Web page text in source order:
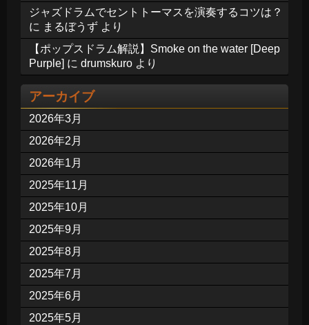
ジャズドラムでセントトーマスを演奏するコツは？
に まるぼうず より
【ポップスドラム解説】Smoke on the water [Deep
Purple] に drumskuro より
アーカイブ
2026年3月
2026年2月
2026年1月
2025年11月
2025年10月
2025年9月
2025年8月
2025年7月
2025年6月
2025年5月